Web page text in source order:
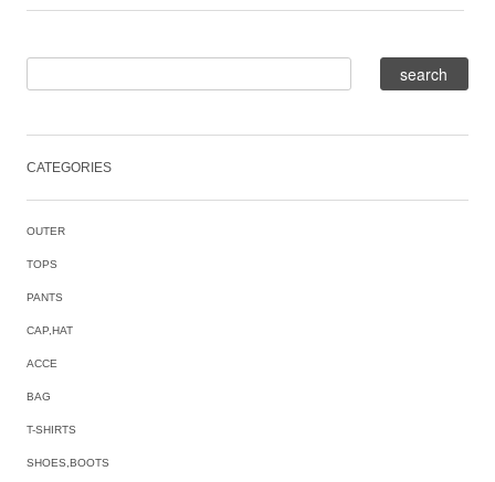
CATEGORIES
OUTER
TOPS
PANTS
CAP,HAT
ACCE
BAG
T-SHIRTS
SHOES,BOOTS